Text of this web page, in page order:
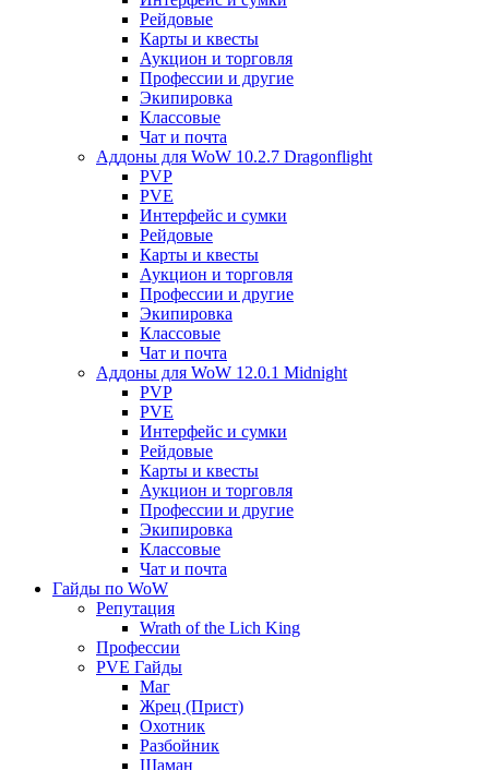
Рейдовые
Карты и квесты
Аукцион и торговля
Профессии и другие
Экипировка
Классовые
Чат и почта
Аддоны для WoW 10.2.7 Dragonflight
PVP
PVE
Интерфейс и сумки
Рейдовые
Карты и квесты
Аукцион и торговля
Профессии и другие
Экипировка
Классовые
Чат и почта
Аддоны для WoW 12.0.1 Midnight
PVP
PVE
Интерфейс и сумки
Рейдовые
Карты и квесты
Аукцион и торговля
Профессии и другие
Экипировка
Классовые
Чат и почта
Гайды по WoW
Репутация
Wrath of the Lich King
Профессии
PVE Гайды
Маг
Жрец (Прист)
Охотник
Разбойник
Шаман